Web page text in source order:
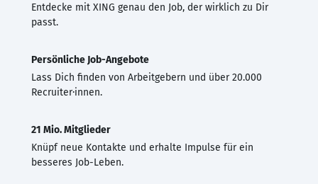
Entdecke mit XING genau den Job, der wirklich zu Dir
passt.
Persönliche Job-Angebote
Lass Dich finden von Arbeitgebern und über 20.000
Recruiter·innen.
21 Mio. Mitglieder
Knüpf neue Kontakte und erhalte Impulse für ein
besseres Job-Leben.